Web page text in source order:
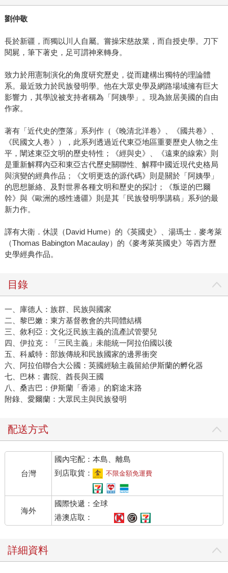
劉仲敬
長於新疆，而獨以川人自屬。嘗操宋慈故業，而自授史學。刀下
閱屍，筆下著史，足可謂神來轉身。
致力於用憲制演化的角度研究歷史，從而建構出獨特的理論體
系。最近致力於民族發明學。他在大眾史學及網路場域擁有巨大
影響力，其學說被支持者稱為「阿姨學」。現為旅居美國的自由
作家。
著有「近代史的墮落」系列作（《晚清北洋卷》、《國共卷》、
《民國文人卷》），此系列透過近代東亞地區重要歷史人物之生
平，闡述東亞文明的歷史特性；《經與史》、《遠東的線索》則
是重新解釋內亞和東亞古代歷史關聯性、解釋中國近現代史格局
與演變的經典作品；《文明更迭的源代碼》則是關於「阿姨學」
的思想脈絡、及對世界各種文明和歷史的探討；《叛逆的巴爾
幹》與《歐洲的感性邊疆》則是其「民族發明學講稿」系列的最
新力作。
譯有大衛．休謨（David Hume）的《英國史》、湯瑪士．麥考萊
（Thomas Babington Macaulay）的《麥考萊英國史》等西方歷
史學經典作品。
目錄
一、庫德人：族群、民族與國家
二、黎巴嫩：東方基督教會的共同體結構
三、敘利亞：文化泛民族主義的流產試管嬰兒
四、伊拉克：「三民主義」未能統一阿拉伯國以後
五、科威特：部族傳統和民族國家的邊界衝突
六、阿拉伯聯合大公國：英國經驗主義留給伊斯蘭的孵化器
七、巴林：書院、酋長與王國
八、桑吉巴：伊斯蘭「香港」的窮途末路
附錄、愛爾蘭：大眾民主與民族發明
配送方式
台灣
國內宅配：本島、離島
到店取貨：
不限金額免運費
海外
國際快遞：全球
港澳店取：
詳細資料